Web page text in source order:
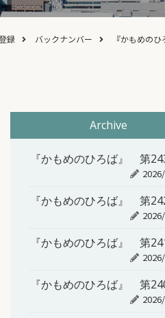
録 バックナンバー 『かもめの
Archive
『かもめのひろば』 第
『かもめのひろば』 第
『かもめのひろば』 第
『かもめのひろば』 第